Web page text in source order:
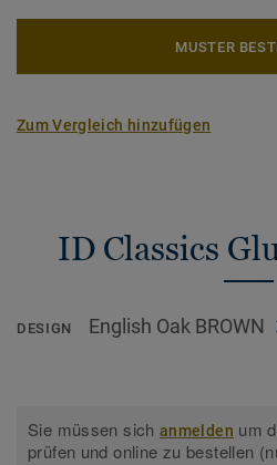
MUSTER
Zum Vergleich hinzufügen
ID Classics
DESIGN English Oak BROWN
Sie müssen sichanmelden um
prüfen und online zu bestellen